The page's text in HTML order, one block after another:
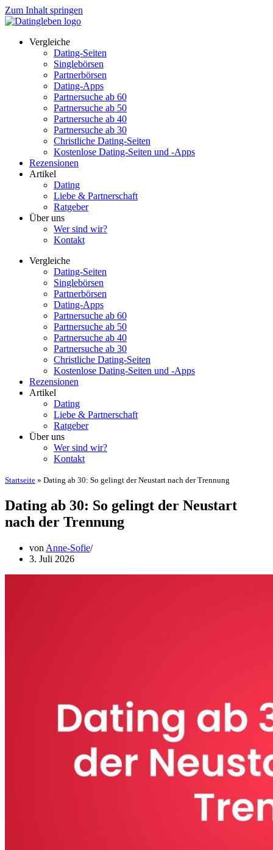
Zum Inhalt springen
Vergleiche
Dating-Seiten
Singlebörsen
Partnerbörsen
Dating-Apps
Partnersuche ab 60
Partnersuche ab 50
Partnersuche ab 40
Partnersuche ab 30
Christliche Dating-Seiten
Kostenlose Dating-Seiten und -Apps
Rezensionen
Artikel
Dating
Liebe & Partnerschaft
Ratgeber
Über uns
Wer sind wir?
Kontakt
Vergleiche
Dating-Seiten
Singlebörsen
Partnerbörsen
Dating-Apps
Partnersuche ab 60
Partnersuche ab 50
Partnersuche ab 40
Partnersuche ab 30
Christliche Dating-Seiten
Kostenlose Dating-Seiten und -Apps
Rezensionen
Artikel
Dating
Liebe & Partnerschaft
Ratgeber
Über uns
Wer sind wir?
Kontakt
Startseite » Dating ab 30: So gelingt der Neustart nach der Trennung
Dating ab 30: So gelingt der Neustart
nach der Trennung
von Anne-Sofie
3. Juli 2026